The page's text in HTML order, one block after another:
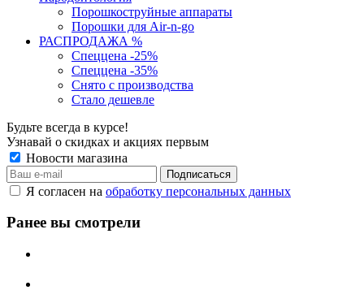
Порошкоструйные аппараты
Порошки для Air-n-go
РАСПРОДАЖА %
Спеццена -25%
Спеццена -35%
Снято с производства
Стало дешевле
Будьте всегда в курсе!
Узнавай о скидках и акциях первым
Новости магазина
Я согласен на обработку персональных данных
Ранее вы смотрели